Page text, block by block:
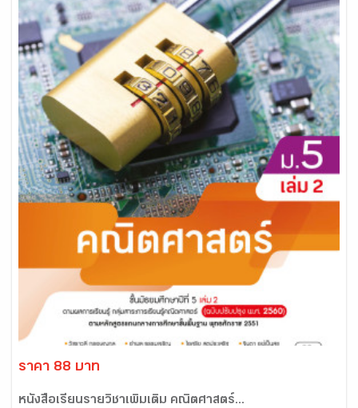
ราคา 88 บาท
หนังสือเรียนรายวิชาเพิ่มเติม คณิตศาสตร์...